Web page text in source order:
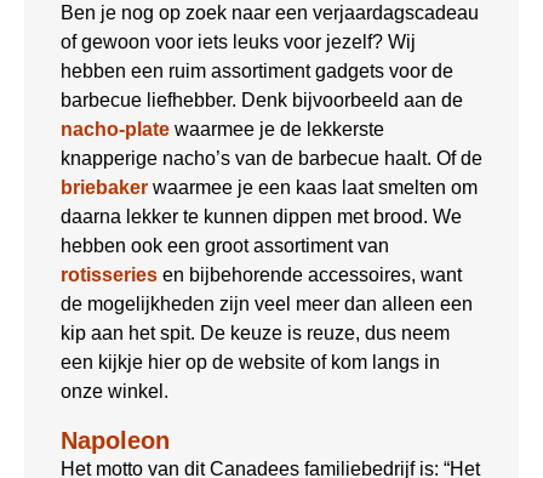
Ben je nog op zoek naar een verjaardagscadeau
of gewoon voor iets leuks voor jezelf? Wij
hebben een ruim assortiment gadgets voor de
barbecue liefhebber. Denk bijvoorbeeld aan de
nacho-plate waarmee je de lekkerste
knapperige nacho’s van de barbecue haalt. Of de
briebaker waarmee je een kaas laat smelten om
daarna lekker te kunnen dippen met brood. We
hebben ook een groot assortiment van
rotisseries en bijbehorende accessoires, want
de mogelijkheden zijn veel meer dan alleen een
kip aan het spit. De keuze is reuze, dus neem
een kijkje hier op de website of kom langs in
onze winkel.
Napoleon
Het motto van dit Canadees familiebedrijf is: “Het